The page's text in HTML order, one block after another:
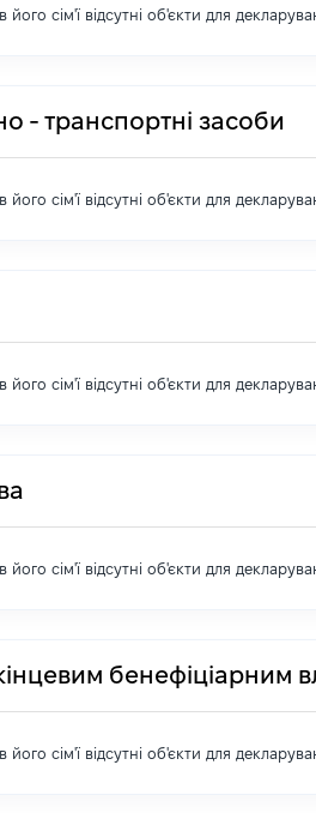
сім'ї відсутні об'єкти для
- транспортні засоби
сім'ї відсутні об'єкти для
сім'ї відсутні об'єкти для
сім'ї відсутні об'єкти для
бенефіціарним
сім'ї відсутні об'єкти для